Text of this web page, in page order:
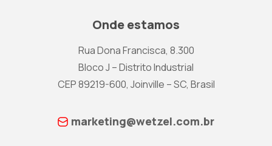
Onde estamos
Rua Dona Francisca, 8.300
Bloco J – Distrito Industrial
CEP 89219-600, Joinville – SC, Brasil
marketing@wetzel.com.br